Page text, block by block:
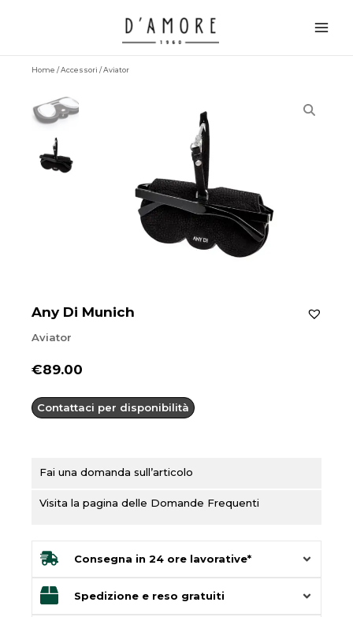
Home /Accessori / Aviator
Any Di Munich
Aviator
€89.00
Contattaci per disponibilità
Fai una domanda sull’articolo
Visita la pagina delle Domande Frequenti
Consegna in 24 ore lavorative*
Spedizione e reso gratuiti